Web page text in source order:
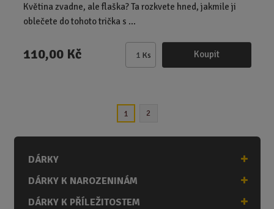
Květina zvadne, ale flaška? Ta rozkvete hned, jakmile ji
oblečete do tohoto trička s ...
110,00 Kč
Z
Ks Koupit
1 2
DÁRKY
DÁRKY K NAROZENINÁM
DÁRKY K PŘÍLEŽITOSTEM